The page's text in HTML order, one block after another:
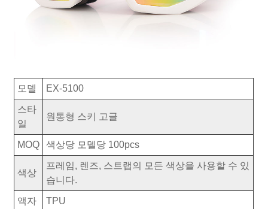
모델 EX-5100
스타
일
원통형 스키 고글
MOQ 색상당 모델당 100pcs
색상
프레임, 렌즈, 스트랩의 모든 색상을 사용할 수 있
습니다.
액자 TPU